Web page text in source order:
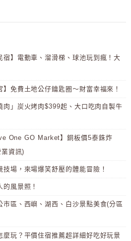
宿】電動車、溜滑梯、球池玩到瘋！大
免費土地公仔鑰匙圈～財富幸福來！
肉」炭火烤肉$399起、大口吃肉自製牛
One GO Market】銅板價5泰銖炸
資訊)
場，來場爆笑舒壓的體能冒險！
風景照！
區、西嶼、湖西、白沙景點美食(分區
玩？平價住宿推薦超詳細好吃好玩景